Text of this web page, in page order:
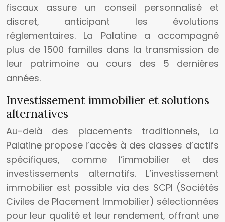
fiscaux assure un conseil personnalisé et
discret, anticipant les évolutions
réglementaires. La Palatine a accompagné
plus de 1500 familles dans la transmission de
leur patrimoine au cours des 5 dernières
années.
Investissement immobilier et solutions
alternatives
Au-delà des placements traditionnels, La
Palatine propose l’accès à des classes d’actifs
spécifiques, comme l’immobilier et des
investissements alternatifs. L’investissement
immobilier est possible via des SCPI (Sociétés
Civiles de Placement Immobilier) sélectionnées
pour leur qualité et leur rendement, offrant une